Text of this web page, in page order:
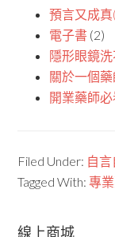
預言又成
電子書 (2)
隱形眼鏡洗
關於一個
開業藥師
Filed Under: 自
Tagged With:專
線上商城